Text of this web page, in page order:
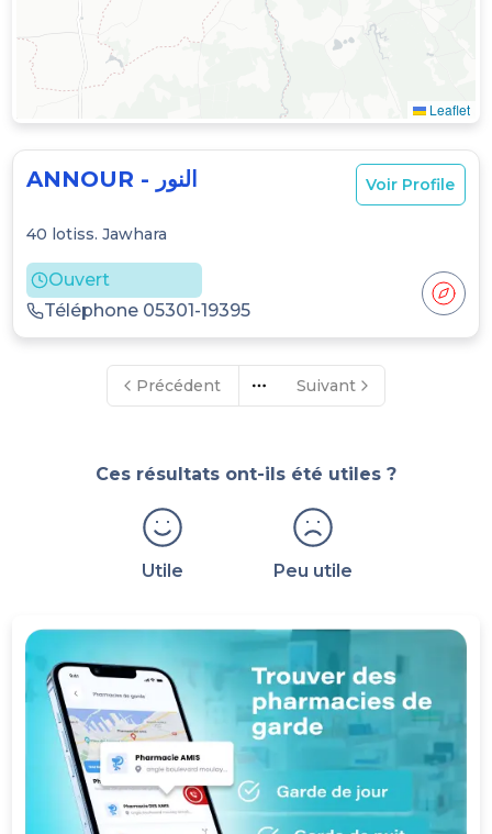
ANNOUR - النور Voir Profile
40 lotiss. Jawhara
Ouvert
Téléphone 05301-19395
Leaflet
Précédent
More pages
Suivant
Ces résultats ont-ils été utiles ?
Utile Peu utile